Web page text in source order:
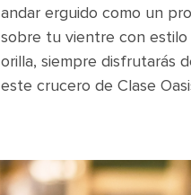
andar erguido como un
sobre tu vientre con estilo
orilla, siempre disfrutarás
este crucero de Clase